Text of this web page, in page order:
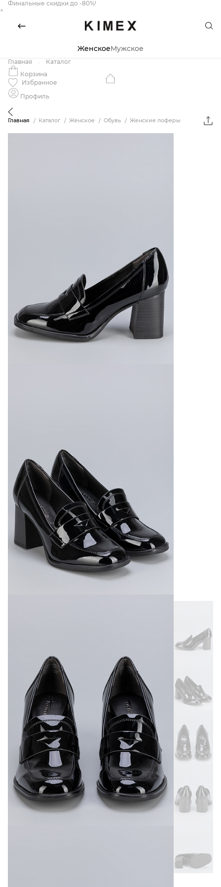
Финальные скидки до -80%!
×
ЖенскоеМужское
Главная
Каталог
Корзина
Избранное
Профиль
Главная Каталог Женское Обувь Женские лоферы